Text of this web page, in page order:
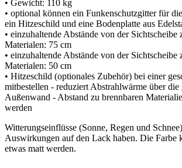
• Gewicht: 110 kg
• optional können ein Funkenschutzgitter für
ein Hitzeschild und eine Bodenplatte aus
• einzuhaltende Abstände von der Sichtscheibe
Materialen: 75 cm
• einzuhaltende Abstände von der Sichtscheibe
Materialen: 50 cm
• Hitzeschild (optionales Zubehör) bei einer
mitbestellen - reduziert Abstrahlwärme über die
Außenwand - Abstand zu brennbaren
werden
Witterungseinflüsse (Sonne, Regen und
Auswirkungen auf den Lack haben. Die Farbe
etwas matt werden.